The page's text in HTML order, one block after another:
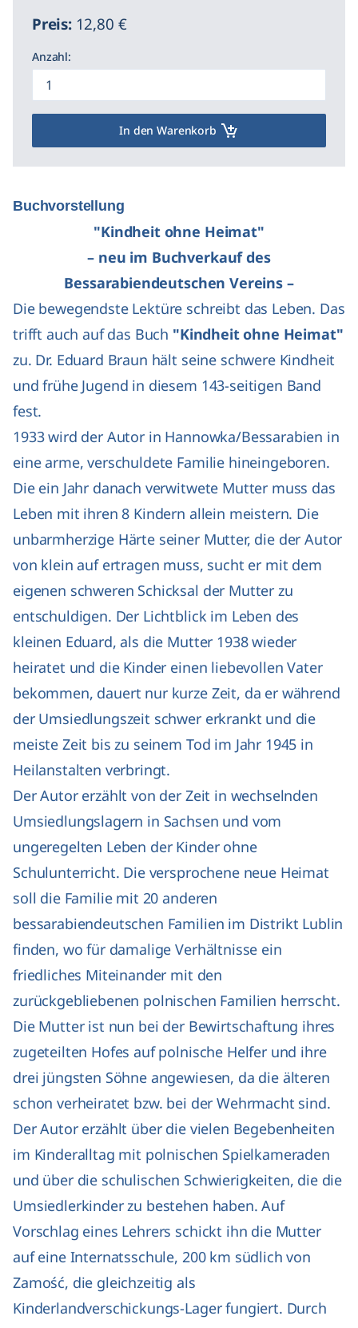
Preis:12,80 €
Anzahl:
In den Warenkorb
Buchvorstellung
"Kindheit ohne Heimat"
– neu im Buchverkauf des
Bessarabiendeutschen Vereins –
Die bewegendste Lektüre schreibt das Leben. Das
trifft auch auf das Buch "Kindheit ohne Heimat"
zu. Dr. Eduard Braun hält seine schwere Kindheit
und frühe Jugend in diesem 143-seitigen Band
fest.
1933 wird der Autor in Hannowka/Bessarabien in
eine arme, verschuldete Familie hineingeboren.
Die ein Jahr danach verwitwete Mutter muss das
Leben mit ihren 8 Kindern allein meistern. Die
unbarmherzige Härte seiner Mutter, die der Autor
von klein auf ertragen muss, sucht er mit dem
eigenen schweren Schicksal der Mutter zu
entschuldigen. Der Lichtblick im Leben des
kleinen Eduard, als die Mutter 1938 wieder
heiratet und die Kinder einen liebevollen Vater
bekommen, dauert nur kurze Zeit, da er während
der Umsiedlungszeit schwer erkrankt und die
meiste Zeit bis zu seinem Tod im Jahr 1945 in
Heilanstalten verbringt.
Der Autor erzählt von der Zeit in wechselnden
Umsiedlungslagern in Sachsen und vom
ungeregelten Leben der Kinder ohne
Schulunterricht. Die versprochene neue Heimat
soll die Familie mit 20 anderen
bessarabiendeutschen Familien im Distrikt Lublin
finden, wo für damalige Verhältnisse ein
friedliches Miteinander mit den
zurückgebliebenen polnischen Familien herrscht.
Die Mutter ist nun bei der Bewirtschaftung ihres
zugeteilten Hofes auf polnische Helfer und ihre
drei jüngsten Söhne angewiesen, da die älteren
schon verheiratet bzw. bei der Wehrmacht sind.
Der Autor erzählt über die vielen Begebenheiten
im Kinderalltag mit polnischen Spielkameraden
und über die schulischen Schwierigkeiten, die die
Umsiedlerkinder zu bestehen haben. Auf
Vorschlag eines Lehrers schickt ihn die Mutter
auf eine Internatsschule, 200 km südlich von
Zamość, die gleichzeitig als
Kinderlandverschickungs-Lager fungiert. Durch